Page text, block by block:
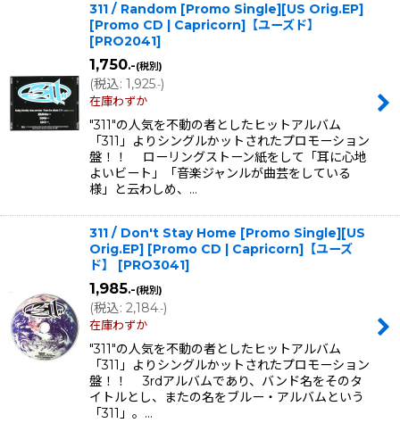
311 / Random [Promo Single][US Orig.EP]
[Promo CD | Capricorn]【ユーズド】
[PRO2041]
1,750.-(税別)
(税込: 1,925.-)
在庫わずか
"311"の人気を不動の者としたヒットアルバム
「311」よりシングルかットされたプロモーション
盤！！ ローリングストーン紙をして「耳に心地
よいビート」「音楽ジャンルが曲芸をしている
様」と云わしめ、…
311 / Don't Stay Home [Promo Single][US
Orig.EP] [Promo CD | Capricorn]【ユーズ
ド】
[PRO3041]
1,985.-(税別)
(税込: 2,184.-)
在庫わずか
"311"の人気を不動の者としたヒットアルバム
「311」よりシングルかットされたプロモーション
盤！！ 3rdアルバムであり、バンド名をそのタ
イトルとし、またの名をブルー・アルバムという
「311」。…